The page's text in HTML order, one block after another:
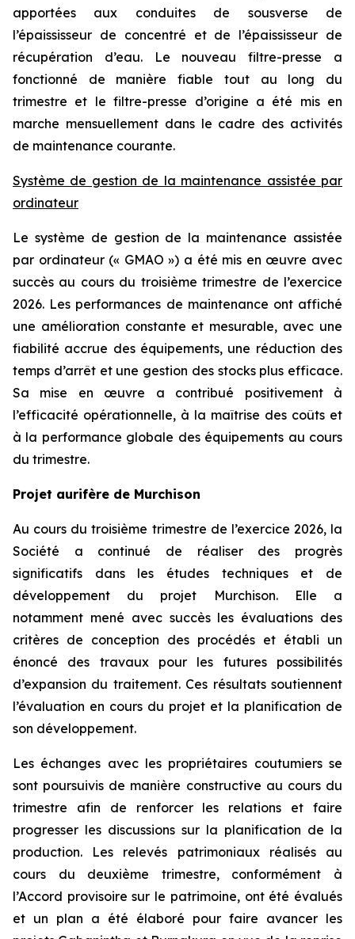
apportées aux conduites de sousverse de
l’épaississeur de concentré et de l’épaississeur de
récupération d’eau. Le nouveau filtre-presse a
fonctionné de manière fiable tout au long du
trimestre et le filtre-presse d’origine a été mis en
marche mensuellement dans le cadre des activités
de maintenance courante.
Système de gestion de la maintenance assistée par
ordinateur
Le système de gestion de la maintenance assistée
par ordinateur (« GMAO ») a été mis en œuvre avec
succès au cours du troisième trimestre de l’exercice
2026. Les performances de maintenance ont affiché
une amélioration constante et mesurable, avec une
fiabilité accrue des équipements, une réduction des
temps d’arrêt et une gestion des stocks plus efficace.
Sa mise en œuvre a contribué positivement à
l’efficacité opérationnelle, à la maîtrise des coûts et
à la performance globale des équipements au cours
du trimestre.
Projet aurifère de Murchison
Au cours du troisième trimestre de l’exercice 2026, la
Société a continué de réaliser des progrès
significatifs dans les études techniques et de
développement du projet Murchison. Elle a
notamment mené avec succès les évaluations des
critères de conception des procédés et établi un
énoncé des travaux pour les futures possibilités
d’expansion du traitement. Ces résultats soutiennent
l’évaluation en cours du projet et la planification de
son développement.
Les échanges avec les propriétaires coutumiers se
sont poursuivis de manière constructive au cours du
trimestre afin de renforcer les relations et faire
progresser les discussions sur la planification de la
production. Les relevés patrimoniaux réalisés au
cours du deuxième trimestre, conformément à
l’Accord provisoire sur le patrimoine, ont été évalués
et un plan a été élaboré pour faire avancer les